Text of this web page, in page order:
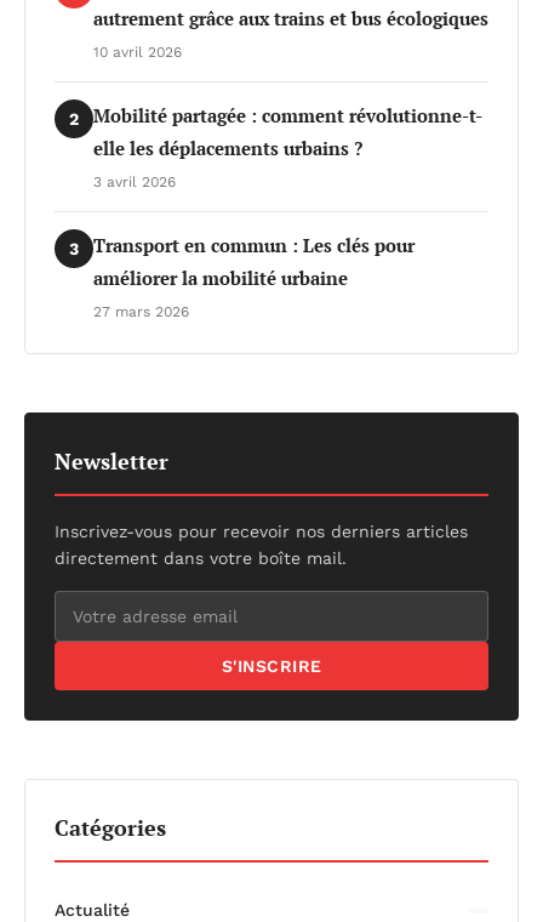
autrement grâce aux trains et bus écologiques
10 avril 2026
2
Mobilité partagée : comment révolutionne-t-
elle les déplacements urbains ?
3 avril 2026
3
Transport en commun : Les clés pour
améliorer la mobilité urbaine
27 mars 2026
Newsletter
Inscrivez-vous pour recevoir nos derniers articles
directement dans votre boîte mail.
S'INSCRIRE
Catégories
Actualité